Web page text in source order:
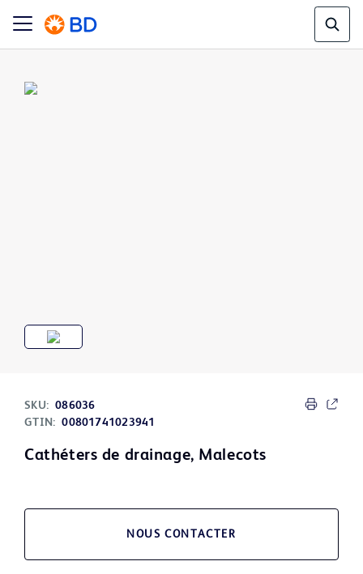
SKU: 086036
GTIN: 00801741023941
Cathéters de drainage, Malecots
NOUS CONTACTER